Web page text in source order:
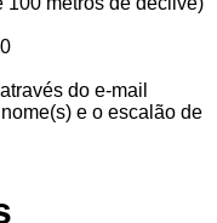
do e-mail
e o escalão de